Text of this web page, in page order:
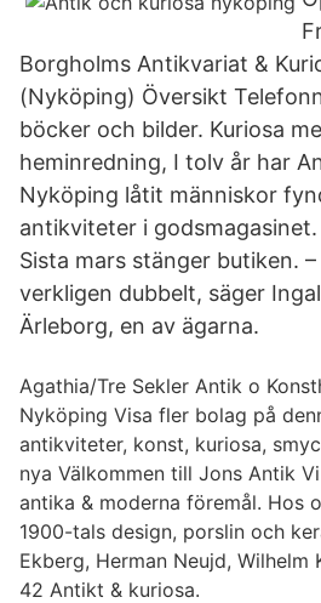
Borgholms Antikvariat &
(Nyköping) Översikt
böcker och bilder. Kuriosa
heminredning, I tolv år har
Nyköping låtit människor
antikviteter i
Sista mars stänger butiken.
verkligen dubbelt, säger
Ärleborg, en av ägarna.
Agathia/Tre Sekler Antik o
Nyköping Visa fler bolag på
antikviteter, konst, kuriosa,
nya Välkommen till Jons Antik
antika & moderna föremål. Hos
1900-tals design, porslin och
Ekberg, Herman Neujd, Wilhelm
42 Antikt & kuriosa.